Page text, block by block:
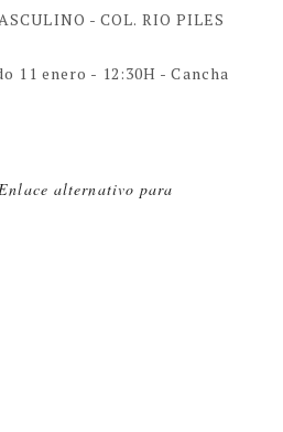
-COL. RIO PILES
11 enero - 12:30H - Cancha
Enlace alternativo para